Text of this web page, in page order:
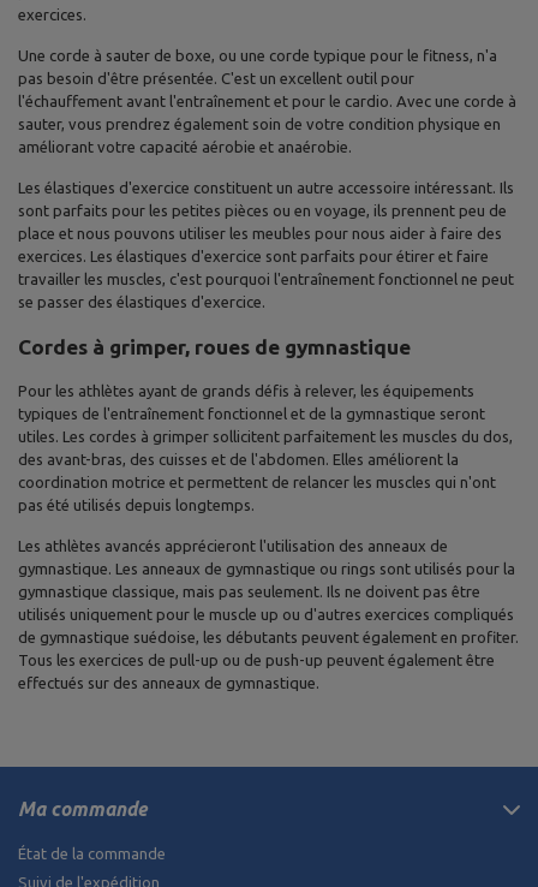
exercices.
Une corde à sauter de boxe, ou une corde typique pour le fitness, n'a
pas besoin d'être présentée. C'est un excellent outil pour
l'échauffement avant l'entraînement et pour le cardio. Avec une corde à
sauter, vous prendrez également soin de votre condition physique en
améliorant votre capacité aérobie et anaérobie.
Les élastiques d'exercice constituent un autre accessoire intéressant. Ils
sont parfaits pour les petites pièces ou en voyage, ils prennent peu de
place et nous pouvons utiliser les meubles pour nous aider à faire des
exercices. Les élastiques d'exercice sont parfaits pour étirer et faire
travailler les muscles, c'est pourquoi l'entraînement fonctionnel ne peut
se passer des élastiques d'exercice.
Cordes à grimper, roues de gymnastique
Pour les athlètes ayant de grands défis à relever, les équipements
typiques de l'entraînement fonctionnel et de la gymnastique seront
utiles. Les cordes à grimper sollicitent parfaitement les muscles du dos,
des avant-bras, des cuisses et de l'abdomen. Elles améliorent la
coordination motrice et permettent de relancer les muscles qui n'ont
pas été utilisés depuis longtemps.
Les athlètes avancés apprécieront l'utilisation des anneaux de
gymnastique. Les anneaux de gymnastique ou rings sont utilisés pour la
gymnastique classique, mais pas seulement. Ils ne doivent pas être
utilisés uniquement pour le muscle up ou d'autres exercices compliqués
de gymnastique suédoise, les débutants peuvent également en profiter.
Tous les exercices de pull-up ou de push-up peuvent également être
effectués sur des anneaux de gymnastique.
Ma commande
État de la commande
Suivi de l'expédition